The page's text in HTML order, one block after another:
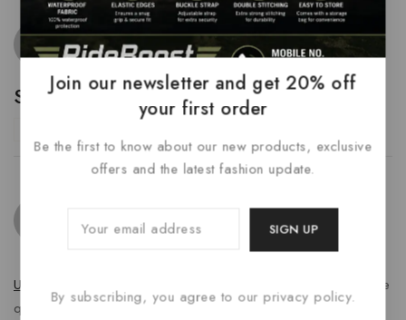
Chaz Wisozk V says:
February 14, 2023 at 11:20 am
Sapiente pariatur dolorem velit est
Prof. Evangeline Conroy PhD says:
February 14, 2023 at 11:20 am
Unde id debitis quod.
Qui dolorem aliquid. Nisi odio eaque
quia ab. Eum dicta aliquid possimus rem.
Join our newsletter and get 20% off
your first order
Be the first to know about our new products, exclusive
offers and the latest fashion update.
By subscribing, you agree to our privacy policy.